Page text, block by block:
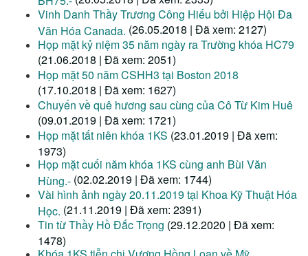
Vinh Danh Thầy Trương Công Hiếu bởi Hiệp Hội Đa
Văn Hóa Canada. (26.05.2018 | Đã xem: 2127)
Họp mặt kỷ niệm 35 năm ngày ra Trường khóa HC79
(21.06.2018 | Đã xem: 2051)
Họp mặt 50 năm CSHH3 tại Boston 2018
(17.10.2018 | Đã xem: 1627)
Chuyến về quê hương sau cùng của Cô Từ Kim Huê
(09.01.2019 | Đã xem: 1721)
Họp mặt tất niên khóa 1KS (23.01.2019 | Đã xem:
1973)
Họp mặt cuối năm khóa 1KS cùng anh Bùi Văn
Hùng.- (02.02.2019 | Đã xem: 1744)
Vài hình ảnh ngày 20.11.2019 tại Khoa Kỹ Thuật Hóa
Học. (21.11.2019 | Đã xem: 2391)
Tin từ Thầy Hồ Đắc Trọng (29.12.2020 | Đã xem:
1478)